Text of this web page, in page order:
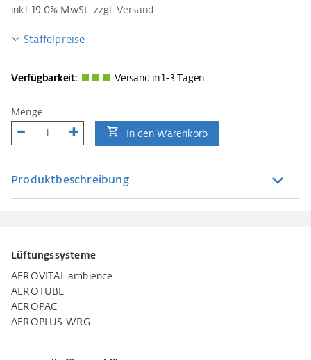
inkl.19.0% MwSt. zzgl. Versand
Staffelpreise
Verfügbarkeit: Versand in 1-3 Tagen
Menge
In den Warenkorb
Produktbeschreibung
Lüftungssysteme
AEROVITAL ambience
AEROTUBE
AEROPAC
AEROPLUS WRG